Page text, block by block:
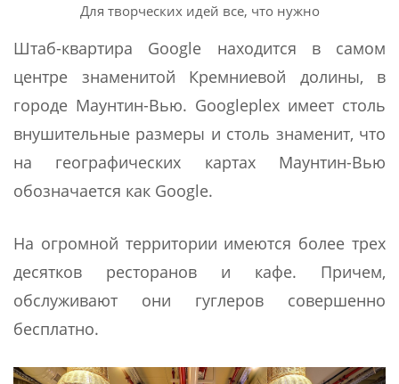
Для творческих идей все, что нужно
Штаб-квартира Google находится в самом
центре знаменитой Кремниевой долины, в
городе Маунтин-Вью. Googleplex имеет столь
внушительные размеры и столь знаменит, что
на географических картах Маунтин-Вью
обозначается как Google.
На огромной территории имеются более трех
десятков ресторанов и кафе. Причем,
обслуживают они гуглеров совершенно
бесплатно.